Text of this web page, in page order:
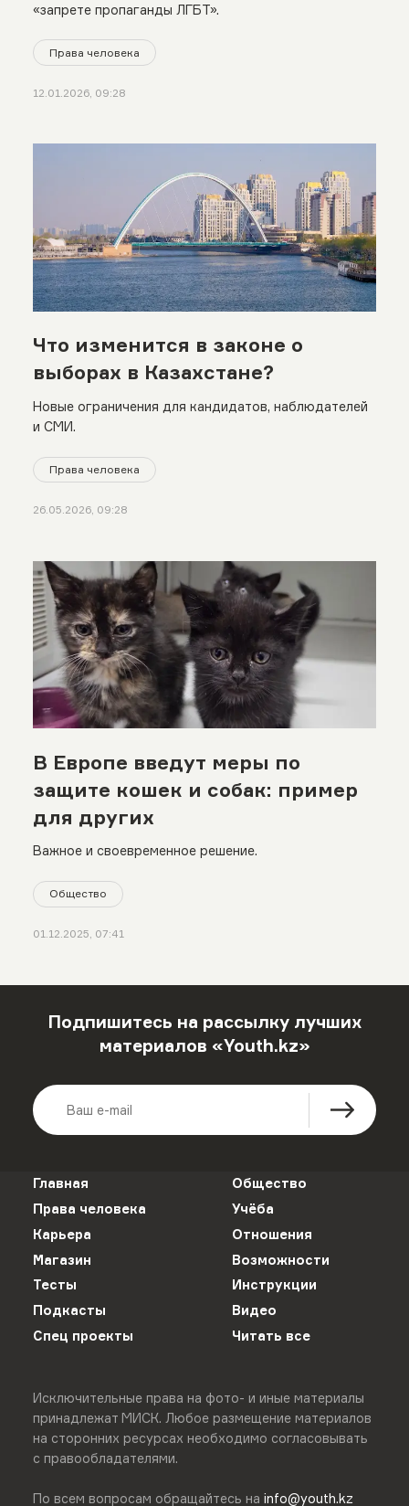
«запрете пропаганды ЛГБТ».
Права человека
12.01.2026, 09:28
Что изменится в законе о
выборах в Казахстане?
Новые ограничения для кандидатов, наблюдателей
и СМИ.
Права человека
26.05.2026, 09:28
В Европе введут меры по
защите кошек и собак: пример
для других
Важное и своевременное решение.
Общество
01.12.2025, 07:41
Подпишитесь на рассылку лучших
материалов «Youth.kz»
Главная
Общество
Права человека
Учёба
Карьера
Отношения
Магазин
Возможности
Тесты
Инструкции
Подкасты
Видео
Спец проекты
Читать все
Исключительные права на фото- и иные материалы
принадлежат МИСК. Любое размещение материалов
на сторонних ресурсах необходимо согласовывать
с правообладателями.
По всем вопросам обращайтесь на info@youth.kz